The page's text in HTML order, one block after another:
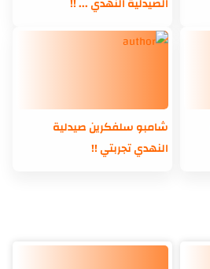
الصيدلية النهدي ... !!
شامبو سلفكرين صيدلية
النهدي تجربتي !!